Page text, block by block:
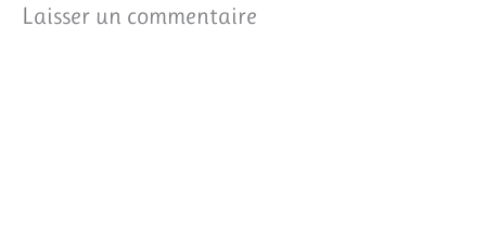
Laisser un commentaire